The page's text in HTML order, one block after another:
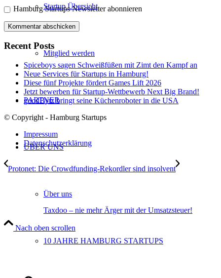
Startup Übersicht
Mitglied werden
PARTNER
ÜBER UNS
Über uns
10 JAHRE HAMBURG STARTUPS
Hamburg Startups Newsletter abonnieren
Recent Posts
Spiceboys sagen Schweißfüßen mit Zimt den Kampf an
Neue Services für Startups in Hamburg!
Diese fünf Projekte fördert Games Lift 2026
Jetzt bewerben für Startup-Wettbewerb Next Big Brand!
goodBytz bringt seine Küchenroboter in die USA
© Copyright - Hamburg Startups
Impressum
Datenschutzerklärung
Protonet: Die Crowdfunding-Rekordler sind insolvent
Taxdoo – nie mehr Ärger mit der Umsatzsteuer!
Nach oben scrollen